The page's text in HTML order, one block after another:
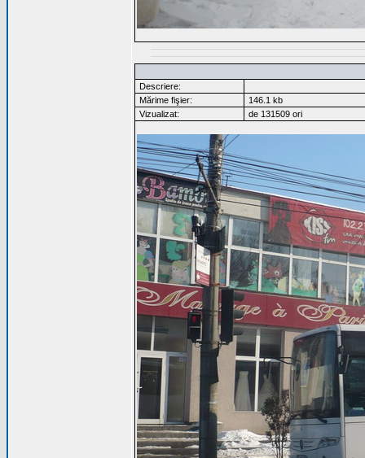
Descriere:
Mărime fişier:
146.1 kb
Vizualizat:
de 131509 ori